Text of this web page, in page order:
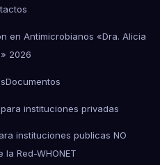
en Antimicrobianos «Dra. Alicia
2026
Documentos
instituciones privadas
instituciones publicas NO
Red-WHONET